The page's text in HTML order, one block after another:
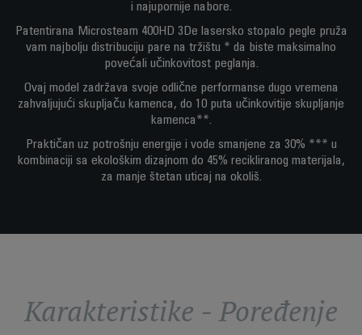
i najupornije nabore.
Patentirana Microsteam 400HD 3De lasersko stopalo pegle pruža
vam najbolju distribuciju pare na tržištu * da biste maksimalno
povećali učinkovitost peglanja.
Ovaj model zadržava svoje odlične performanse dugo vremena
zahvaljujući skupljaču kamenca, do 10 puta učinkovitije skupljanje
kamenca**.
Praktičan uz potrošnju energije i vode smanjene za 30% *** u
kombinaciji sa ekološkim dizajnom do 45% recikliranog materijala,
za manje štetan uticaj na okoliš.
Karakteristike - Poređenje